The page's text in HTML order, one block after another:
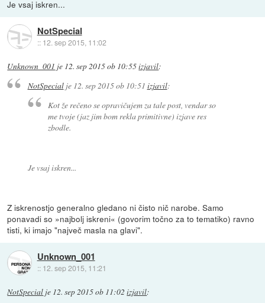
Je vsaj iskren...
NotSpecial
:: 12. sep 2015, 11:02
Unknown_001 je 12. sep 2015 ob 10:55izjavil:
NotSpecialje 12. sep 2015 ob 10:51 izjavil:
Kot že rečeno se opravičujem za tale post, vendar so
me tvoje (jaz jim bom rekla primitivne) izjave res
zbodle.
Je vsaj iskren...
Z iskrenostjo generalno gledano ni čisto nič narobe. Samo
ponavadi so »najbolj iskreni« (govorim točno za to tematiko) ravno
tisti, ki imajo "največ masla na glavi".
Unknown_001
:: 12. sep 2015, 11:21
NotSpecial je 12. sep 2015 ob 11:02 izjavil: